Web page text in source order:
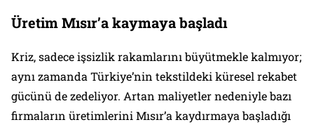
Üretim Mısır’a kaymaya başladı
Kriz, sadece işsizlik rakamlarını büyütmekle kalmıyor;
aynı zamanda Türkiye’nin tekstildeki küresel rekabet
gücünü de zedeliyor. Artan maliyetler nedeniyle bazı
firmaların üretimlerini Mısır’a kaydırmaya başladığı